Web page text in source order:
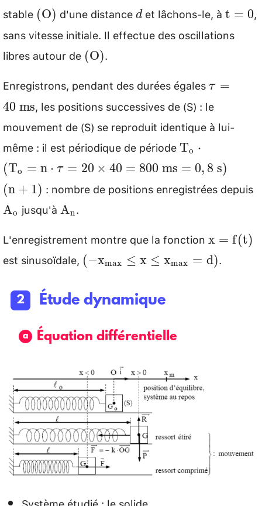
stable (\mathrm{O})
(O) d'une distanced
det lâchons-le, àt = 0,
sans vitesse initiale. Il effectue des oscillations
libres autour de (\mathrm{O})
(O).
Enregistrons, pendant des durées égales\tau=40
τ =
40 ms, les positions successives de (S) : le
mouvement de (S) se reproduit identique à lui-
même : il est périodique de période
\cdot
To ⋅
(To = n ⋅ τ = 20 × 40 = 800 ms = 0, 8 s)
(\mathrm{n}+1)
(n + 1) : nombre de positions enregistrées depuis
Ao jusqu'à\mathrm{A}_{\mathrm{n}}
An.
L'enregistrement montre que la fonctionx = f(t)
est sinusoïdale, \left(-
\leq \mathrm{x} \leq
\mathrm{x}_{\max
}=\mathrm{d}\right)
(−xmax ≤ x ≤ xmax = d).
Étude dynamique
Équation différentielle